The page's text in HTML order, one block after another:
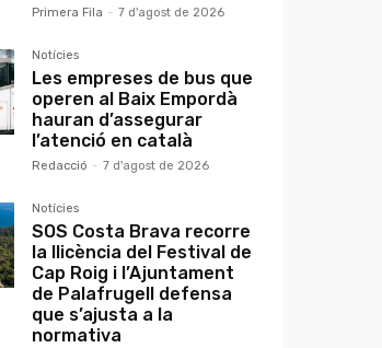
Primera Fila - 7 d'agost de 2026
Notícies
Les empreses de bus que
operen al Baix Empordà
hauran d’assegurar
l’atenció en català
Redacció - 7 d'agost de 2026
Notícies
SOS Costa Brava recorre
la llicència del Festival de
Cap Roig i l’Ajuntament
de Palafrugell defensa
que s’ajusta a la
normativa